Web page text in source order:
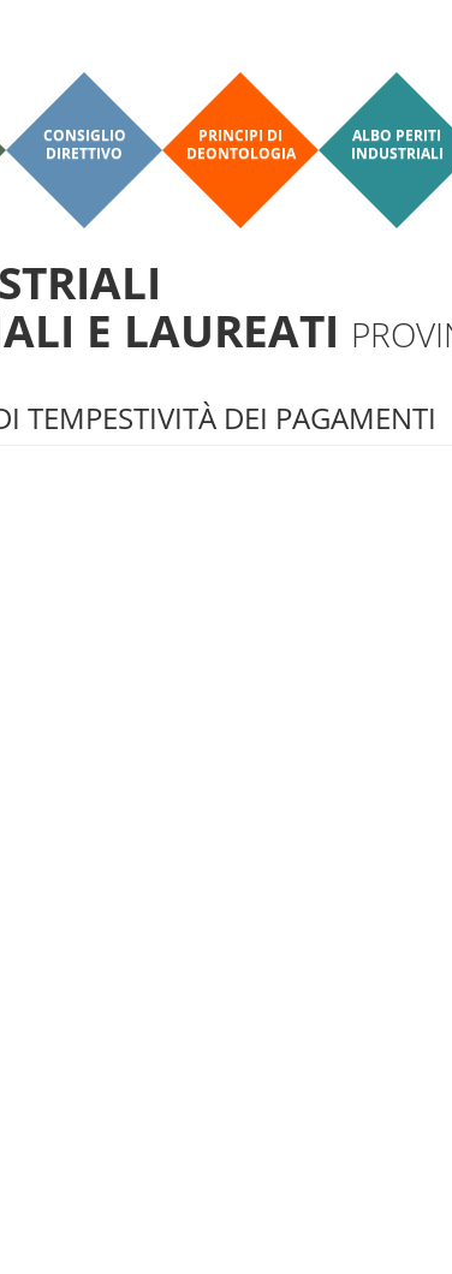
CONSIGLIO
DIRETTIVO
PRINCIPI DI
DEONTOLOGIA
ALBO PERITI
INDUSTRIALI
E LAUREATI
TEMPESTIVITÀ DEI PAGAMENTI